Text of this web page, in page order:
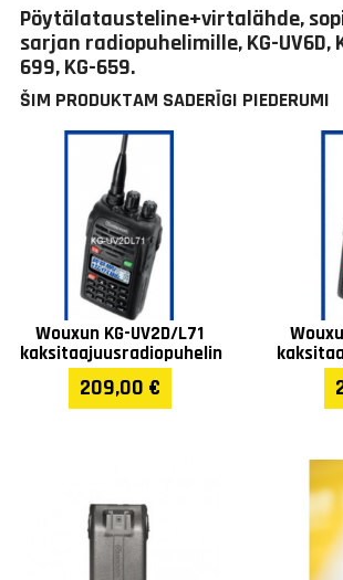
Pöytälatausteline+virtalähde,
sarjan radiopuhelimille, KG-UV6D,
699, KG-659.
ŠIM PRODUKTAM SADERĪGI PIEDERUMI
Wouxun KG-UV2D/L71
kaksitaajuusradiopuhelin
209,00 €